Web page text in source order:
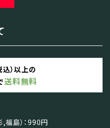
込）以上の
送料無料
島）：990円